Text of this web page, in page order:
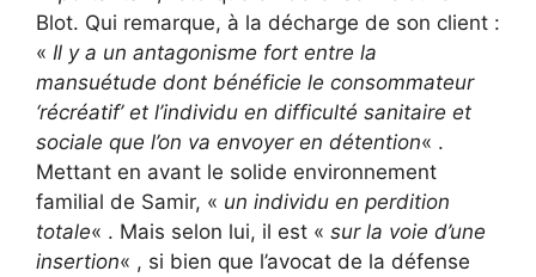
Blot. Qui remarque, à la décharge de son client :
« Il y a un antagonisme fort entre la
mansuétude dont bénéficie le consommateur
‘récréatif’ et l’individu en difficulté sanitaire et
sociale que l’on va envoyer en détention« .
Mettant en avant le solide environnement
familial de Samir, « un individu en perdition
totale« . Mais selon lui, il est « sur la voie d’une
insertion« , si bien que l’avocat de la défense